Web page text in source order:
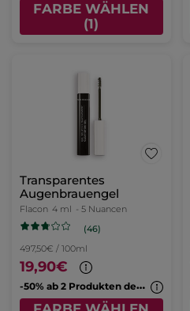
FARBE WÄHLEN
(1)
Transparentes
Augenbrauengel
Flacon 4 ml - 5 Nuancen
(46)
497,50€ / 100ml
19,90€
-
50% ab 2 Produkten deiner Wahl